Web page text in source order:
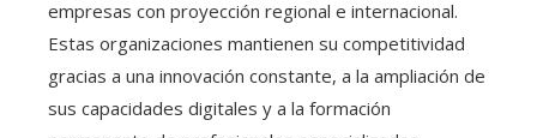
empresas con proyección regional e internacional.
Estas organizaciones mantienen su competitividad
gracias a una innovación constante, a la ampliación de
sus capacidades digitales y a la formación